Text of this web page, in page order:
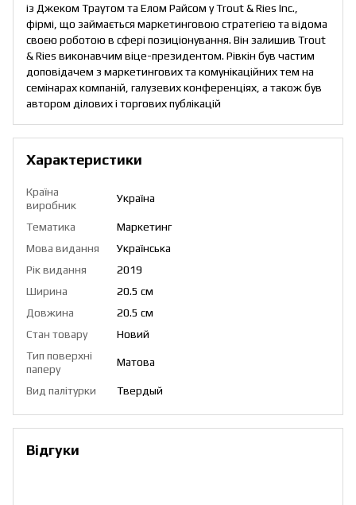
із Джеком Траутом та Елом Райсом у Trout & Ries Inc.,
фірмі, що займається маркетинговою стратегією та відома
своєю роботою в сфері позиціонування. Він залишив Trout
& Ries виконавчим віце-президентом. Рівкін був частим
доповідачем з маркетингових та комунікаційних тем на
семінарах компаній, галузевих конференціях, а також був
автором ділових і торгових публікацій
Характеристики
Країна
виробник
Україна
Тематика
Маркетинг
Мова видання
Українська
Рік видання
2019
Ширина
20.5 см
Довжина
20.5 см
Стан товару
Новий
Тип поверхні
паперу
Матова
Вид палітурки Твердый
Відгуки